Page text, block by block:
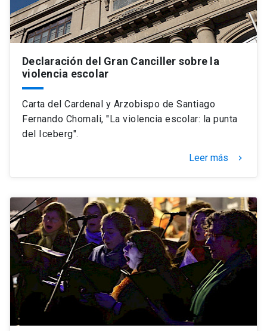
Información para keyboard_arrow_down
Futuros estudiantes
Estudiantes
Personal
Vecinos launch
Go to english site launch
ACCESOS DIRECTOS
Admisión
Mi Cuenta UC launch
Medios Biblioteca launch
Donaciones launch
Declaración del Gran Canciller sobre la
violencia escolar
Carta del Cardenal y Arzobispo de Santiago
Fernando Chomali, "La violencia escolar: la punta
del Iceberg".
Leer más keyboard_arrow_right